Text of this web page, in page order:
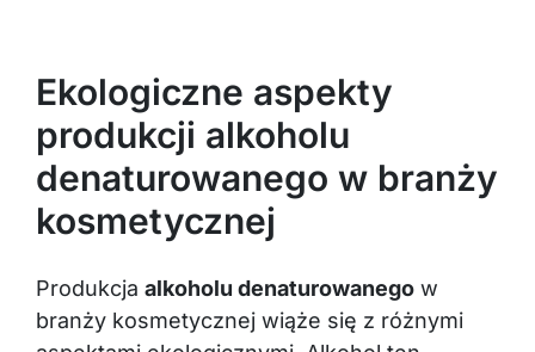
Ekologiczne aspekty
produkcji alkoholu
denaturowanego w branży
kosmetycznej
Produkcja
branży kosmetycznej wiąże się z różnymi
aspektami ekologicznymi. Alkohol ten